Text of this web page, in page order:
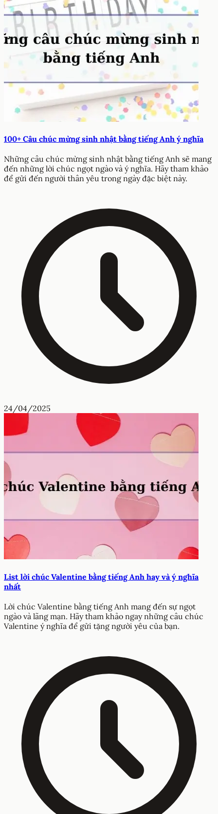
100+ Câu chúc mừng sinh nhật bằng tiếng Anh ý nghĩa
Những câu chúc mừng sinh nhật bằng tiếng Anh sẽ mang
đến những lời chúc ngọt ngào và ý nghĩa. Hãy tham khảo
để gửi đến người thân yêu trong ngày đặc biệt này.
24/04/2025
List lời chúc Valentine bằng tiếng Anh hay và ý nghĩa
nhất
Lời chúc Valentine bằng tiếng Anh mang đến sự ngọt
ngào và lãng mạn. Hãy tham khảo ngay những câu chúc
Valentine ý nghĩa để gửi tặng người yêu của bạn.